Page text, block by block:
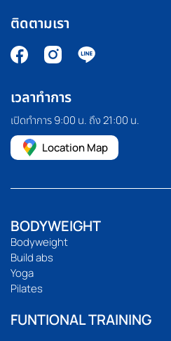
ติดตามเรา
เวลาทำการ
เปิดทำการ 9:00 น. ถึง 21:00 น.
Location Map
BODYWEIGHT
Bodyweight
Build abs
Yoga
Pilates
FUNTIONAL TRAINING